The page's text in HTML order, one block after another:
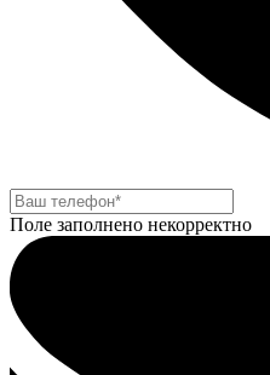
Поле заполнено некорректно